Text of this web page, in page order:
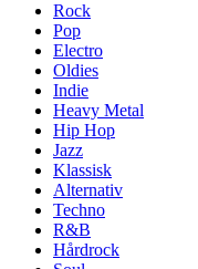
Rock
Pop
Electro
Oldies
Indie
Heavy Metal
Hip Hop
Jazz
Klassisk
Alternativ
Techno
R&B
Hårdrock